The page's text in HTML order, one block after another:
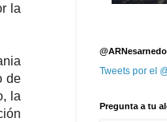
la
de
la
@ARNesarnedo
Tweets por el
Pregunta a tu